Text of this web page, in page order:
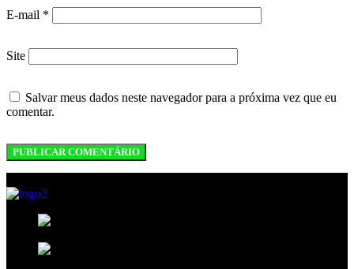
E-mail *
Site
Salvar meus dados neste navegador para a próxima vez que eu
comentar.